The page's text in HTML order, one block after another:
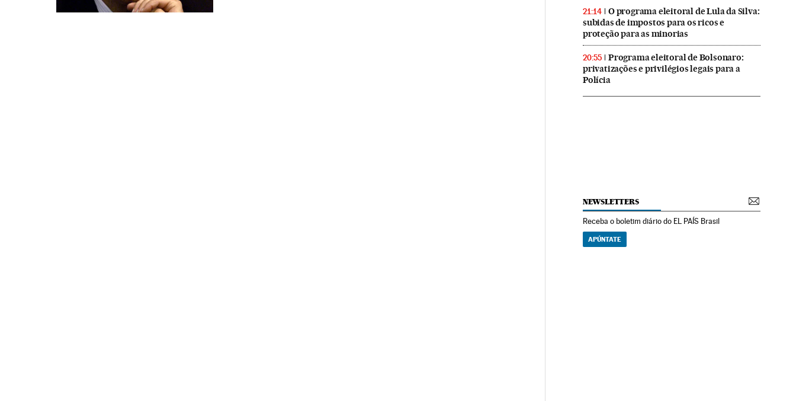
21:14
O programa eleitoral de Lula da Silva:
subidas de impostos para os ricos e
proteção para as minorias
20:55
Programa eleitoral de Bolsonaro:
privatizações e privilégios legais para a
Polícia
NEWSLETTERS
Receba o boletim diário do EL PAÍS Brasil
APÚNTATE